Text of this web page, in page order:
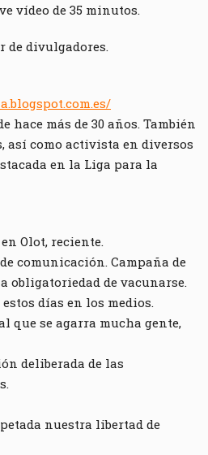
vídeo de 35 minutos.
de divulgadores.
hace más de 30 años. También
así como activista en diversos
en la Liga para la
Olot, reciente.
comunicación. Campaña de
obligatoriedad de vacunarse.
días en los medios.
que se agarra mucha gente,
deliberada de las
nuestra libertad de